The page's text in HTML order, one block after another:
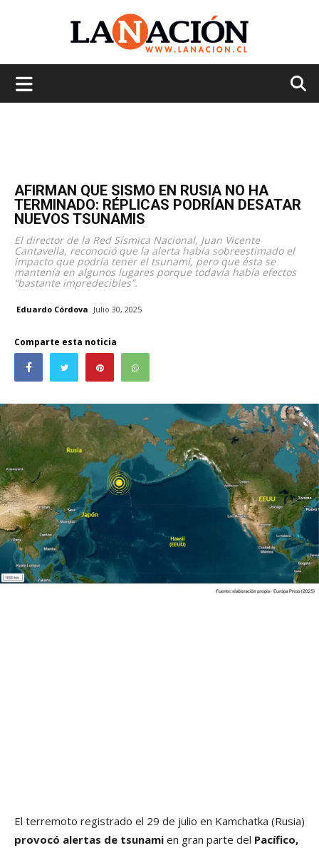
AFIRMAN QUE SISMO EN RUSIA NO HA
TERMINADO: RÉPLICAS PODRÍAN DESATAR
NUEVOS TSUNAMIS
El director de la Red Sísmica Nacional, Juan Vicente
Cantavella, reconoció que la alerta había sobreestimado el
impacto que podría tener el tsunami, pero que ésta se
mantenía en algunos lugares porque todavía había efectos
“bastante impredecibles”.
Eduardo Córdova Julio 30, 2025
Comparte esta noticia
El terremoto registrado el 29 de julio en Kamchatka (Rusia)
provocó alertas de tsunami en gran parte del Pacífico,